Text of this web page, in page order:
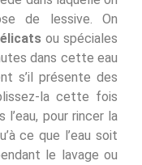
de lessive. On
ou spéciales
dans cette eau
s’il présente des
la cette fois
l’eau, pour rincer la
ce que l’eau soit
le lavage ou